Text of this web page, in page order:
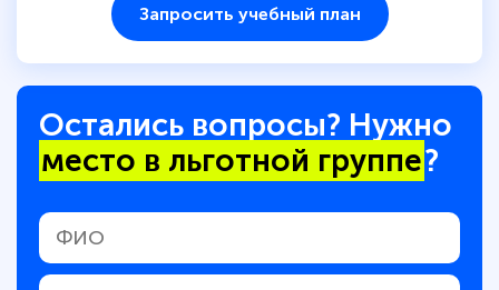
Запросить учебный план
Остались вопросы? Нужно
место в льготной группе?